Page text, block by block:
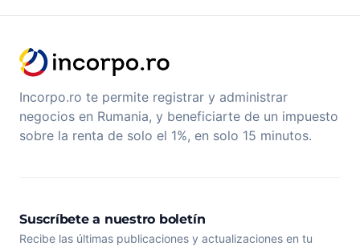
Incorpo.ro te permite registrar y administrar
negocios en Rumania, y beneficiarte de un impuesto
sobre la renta de solo el 1%, en solo 15 minutos.
Suscríbete a nuestro boletín
Recibe las últimas publicaciones y actualizaciones en tu